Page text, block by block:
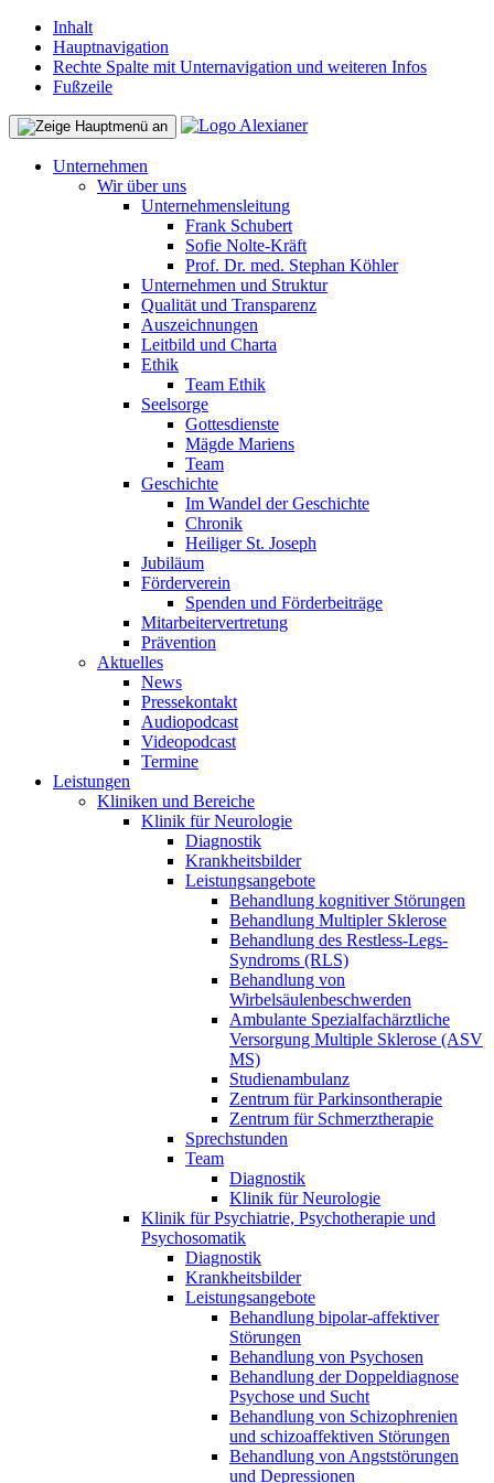
Inhalt
Hauptnavigation
Rechte Spalte mit Unternavigation und weiteren Infos
Fußzeile
Unternehmen
Wir über uns
Unternehmensleitung
Frank Schubert
Sofie Nolte-Kräft
Prof. Dr. med. Stephan Köhler
Unternehmen und Struktur
Qualität und Transparenz
Auszeichnungen
Leitbild und Charta
Ethik
Team Ethik
Seelsorge
Gottesdienste
Mägde Mariens
Team
Geschichte
Im Wandel der Geschichte
Chronik
Heiliger St. Joseph
Jubiläum
Förderverein
Spenden und Förderbeiträge
Mitarbeitervertretung
Prävention
Aktuelles
News
Pressekontakt
Audiopodcast
Videopodcast
Termine
Leistungen
Kliniken und Bereiche
Klinik für Neurologie
Diagnostik
Krankheitsbilder
Leistungsangebote
Behandlung kognitiver Störungen
Behandlung Multipler Sklerose
Behandlung des Restless-Legs-
Syndroms (RLS)
Behandlung von
Wirbelsäulenbeschwerden
Ambulante Spezialfachärztliche
Versorgung Multiple Sklerose (ASV
MS)
Studienambulanz
Zentrum für Parkinsontherapie
Zentrum für Schmerztherapie
Sprechstunden
Team
Diagnostik
Klinik für Neurologie
Klinik für Psychiatrie, Psychotherapie und
Psychosomatik
Diagnostik
Krankheitsbilder
Leistungsangebote
Behandlung bipolar-affektiver
Störungen
Behandlung von Psychosen
Behandlung der Doppeldiagnose
Psychose und Sucht
Behandlung von Schizophrenien
und schizoaffektiven Störungen
Behandlung von Angststörungen
und Depressionen